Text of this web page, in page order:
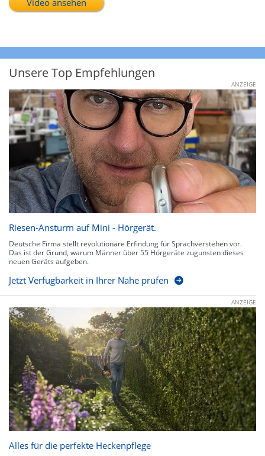
Unsere Top Empfehlungen
ANZEIGE
Riesen-Ansturm auf Mini - Hörgerät.
Deutsche Firma stellt revolutionäre Erfindung für Sprachverstehen vor.
Das ist der Grund, warum Männer über 55 Hörgeräte zugunsten dieses
neuen Geräts aufgeben.
Jetzt Verfügbarkeit in Ihrer Nähe prüfen
ANZEIGE
Alles für die perfekte Heckenpflege